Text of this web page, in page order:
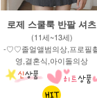
로제 스쿨룩 반팔 셔츠
(11세~13세)
-♡♡졸얼앨범의상,프로필
영,결혼식,아이돌의상